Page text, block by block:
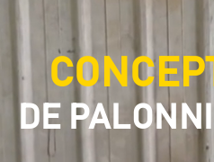
DE